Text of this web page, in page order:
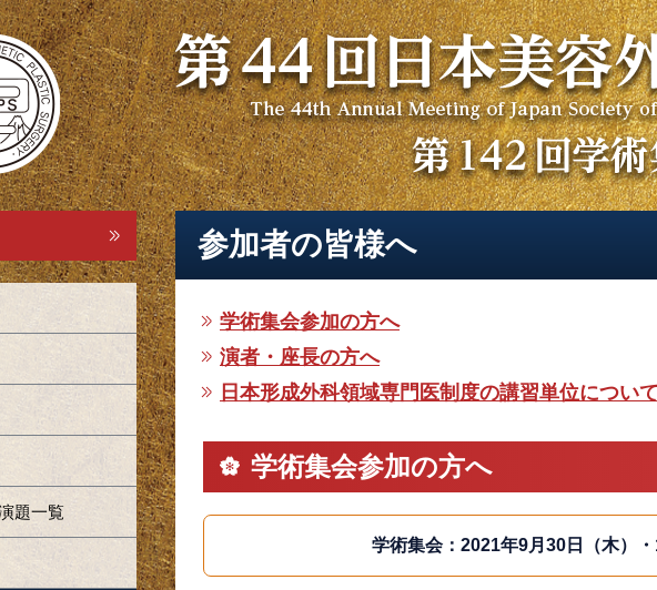
題一覧
参加者の皆様へ
学術集会参加の方へ
演者・座長の方へ
日本形成外科領域専門医制度の講習単位につい
学術集会参加の方へ
学術集会：2021年9月30日（木）